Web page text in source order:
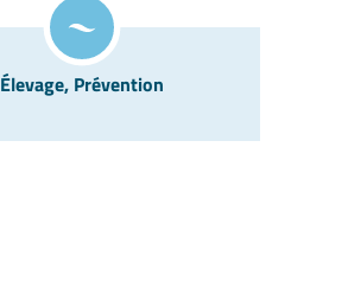
Élevage, Prévention